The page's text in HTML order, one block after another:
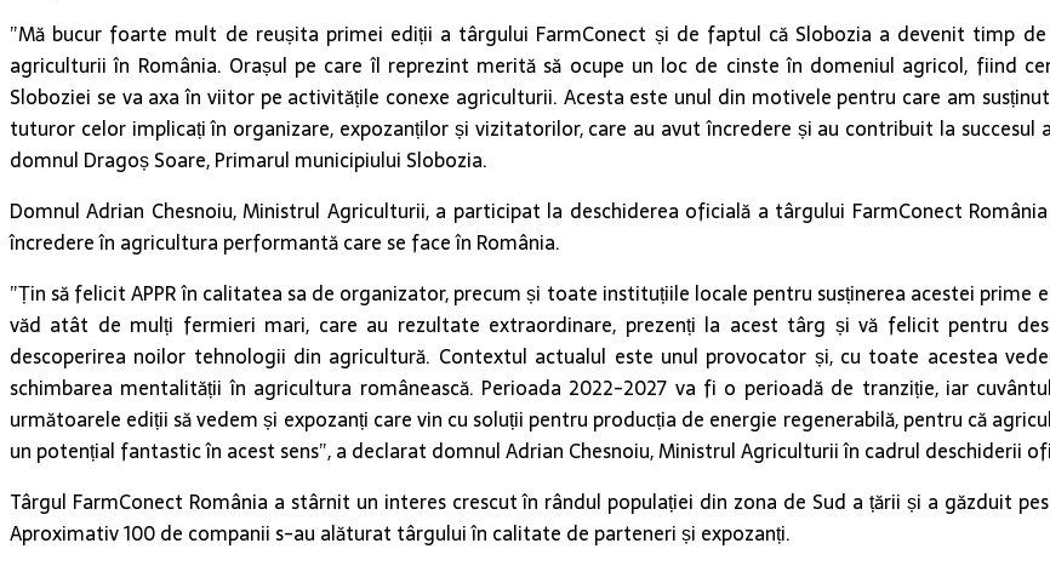
”Mă bucur foarte mult de reușita primei ediții a târgului FarmConect și de faptul că Slobozia a devenit timp
agriculturii în România. Orașul pe care îl reprezint merită să ocupe un loc de cinste în domeniul agricol, fiind
Sloboziei se va axa în viitor pe activitățile conexe agriculturii. Acesta este unul din motivele pentru care am
tuturor celor implicați în organizare, expozanților și vizitatorilor, care au avut încredere și au contribuit la succesul
domnul Dragoș Soare, Primarul municipiului Slobozia.
Domnul Adrian Chesnoiu, Ministrul Agriculturii, a participat la deschiderea oficială a târgului FarmConect
încredere în agricultura performantă care se face în România.
”Țin să felicit APPR în calitatea sa de organizator, precum și toate instituțiile locale pentru susținerea acestei prime
văd atât de mulți fermieri mari, care au rezultate extraordinare, prezenți la acest târg și vă felicit pentru
descoperirea noilor tehnologii din agricultură. Contextul actualul este unul provocator și, cu toate acestea
schimbarea mentalității în agricultura românească. Perioada 2022-2027 va fi o perioadă de tranziție, iar
următoarele ediții să vedem și expozanți care vin cu soluții pentru producția de energie regenerabilă, pentru că
un potențial fantastic în acest sens”, a declarat domnul Adrian Chesnoiu, Ministrul Agriculturii în cadrul deschiderii
Târgul FarmConect România a stârnit un interes crescut în rândul populației din zona de Sud a țării și a găzduit
Aproximativ 100 de companii s-au alăturat târgului în calitate de parteneri și expozanți.